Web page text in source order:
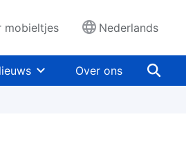
mobieltjes Nederlands
Over ons